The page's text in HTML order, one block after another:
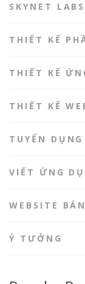
SKYNET LABS
THIẾT KẾ
THIẾT KẾ
THIẾT KẾ
TUYỂN DỤNG
VIẾT ỨNG
WEBSITE
Ý TƯỞNG